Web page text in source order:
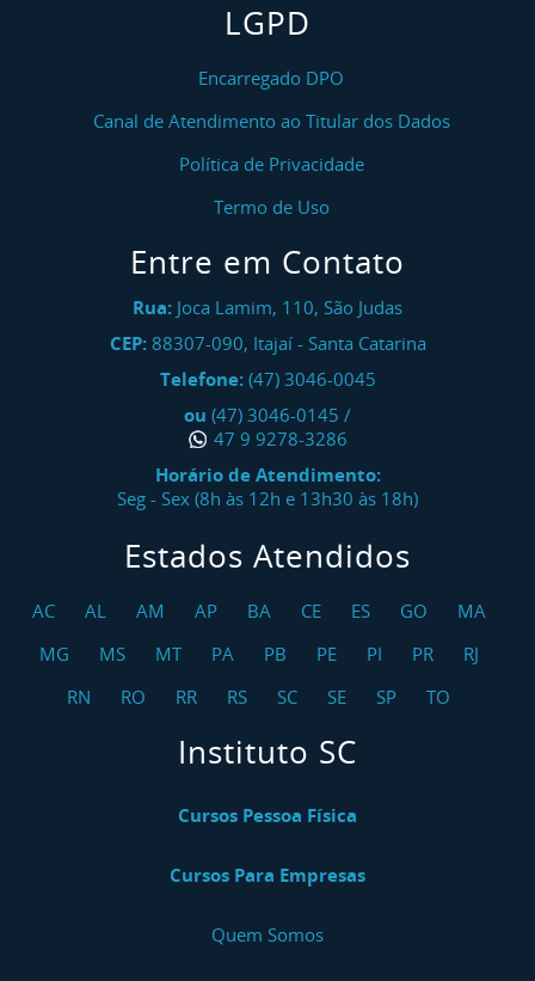
LGPD
Encarregado DPO
Canal de Atendimento ao Titular dos Dados
Política de Privacidade
Termo de Uso
Entre em Contato
Rua: Joca Lamim, 110, São Judas
CEP: 88307-090, Itajaí- Santa Catarina
Telefone: (47) 3046-0045
ou (47) 3046-0145 /
47 9 9278-3286
Horário de Atendimento:
Seg - Sex (8h às 12h e 13h30 às 18h)
Estados Atendidos
AC AL AM AP BA CE ES GO
MA
MG
MS MT PA PB PE PI PR
RJ
RN
RO RR RS SC SE SP TO
Instituto SC
Cursos Pessoa Física
Cursos Para Empresas
Quem Somos